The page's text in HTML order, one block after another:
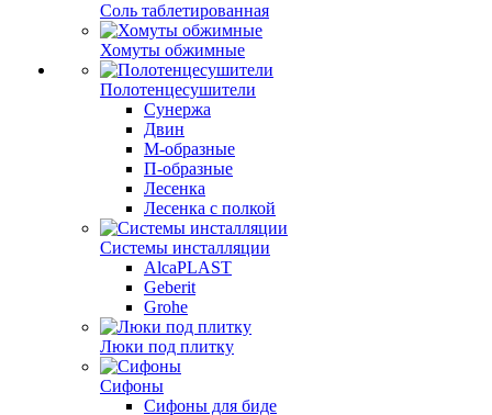
Соль таблетированная
Хомуты обжимные
Полотенцесушители
Сунержа
Двин
М-образные
П-образные
Лесенка
Лесенка с полкой
Системы инсталляции
AlcaPLAST
Geberit
Grohe
Люки под плитку
Сифоны
Сифoны для биде